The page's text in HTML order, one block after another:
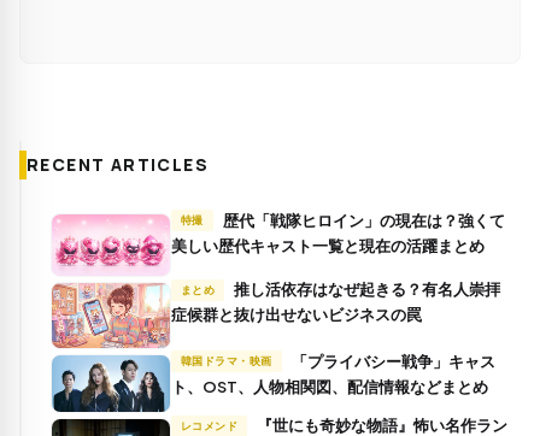
RECENT ARTICLES
特撮
美しい歴代キャスト一覧と現在の活躍まとめ
まとめ
推し活依存はなぜ起きる？有名人崇拝
症候群と抜け出せないビジネスの罠
韓国ドラマ・映画
ト、OST、人物相関図、配信情報などまとめ
レコメンド